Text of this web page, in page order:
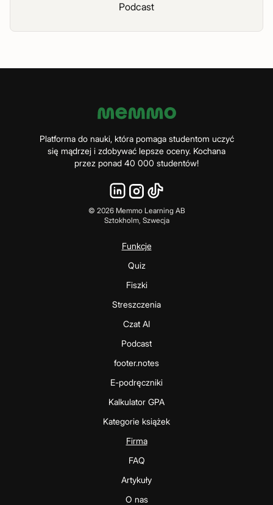
Podcast
Platforma do nauki, która pomaga studentom uczyć
się mądrzej i zdobywać lepsze oceny. Kochana
przez ponad 40 000 studentów!
© 2026Memmo Learning AB
Sztokholm, Szwecja
Funkcje
Quiz
Fiszki
Streszczenia
Czat AI
Podcast
footer.notes
E-podręczniki
Kalkulator GPA
Kategorie książek
Firma
FAQ
Artykuły
O nas